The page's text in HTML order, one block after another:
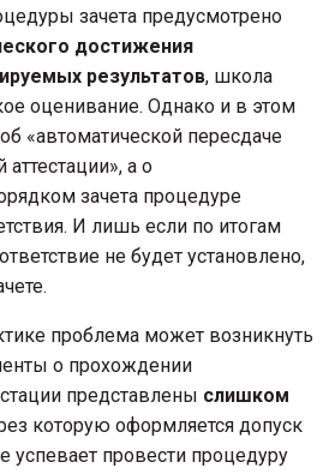
зачета предусмотрено
достижения
результатов, школа
оценивание. Однако и в этом
«автоматической пересдаче
а о
зачета процедуре
И лишь если по итогам
не будет установлено,
проблема может возникнуть
о прохождении
представлены слишком
которую оформляется допуск
успевает провести процедуру